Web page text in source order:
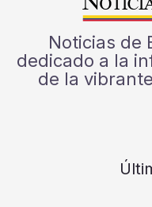
Noticias de
dedicado a la
de la